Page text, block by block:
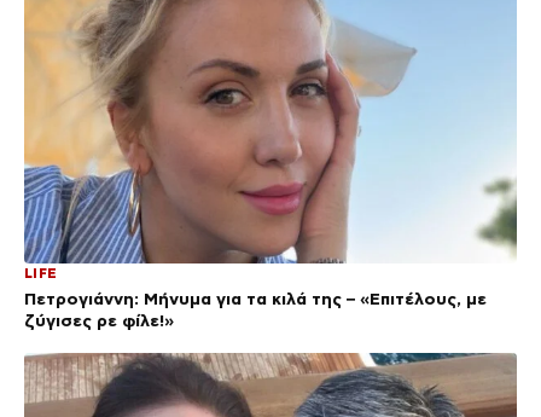
LIFE
Πετρογιάννη: Μήνυμα για τα κιλά της – «Επιτέλους, με
ζύγισες ρε φίλε!»